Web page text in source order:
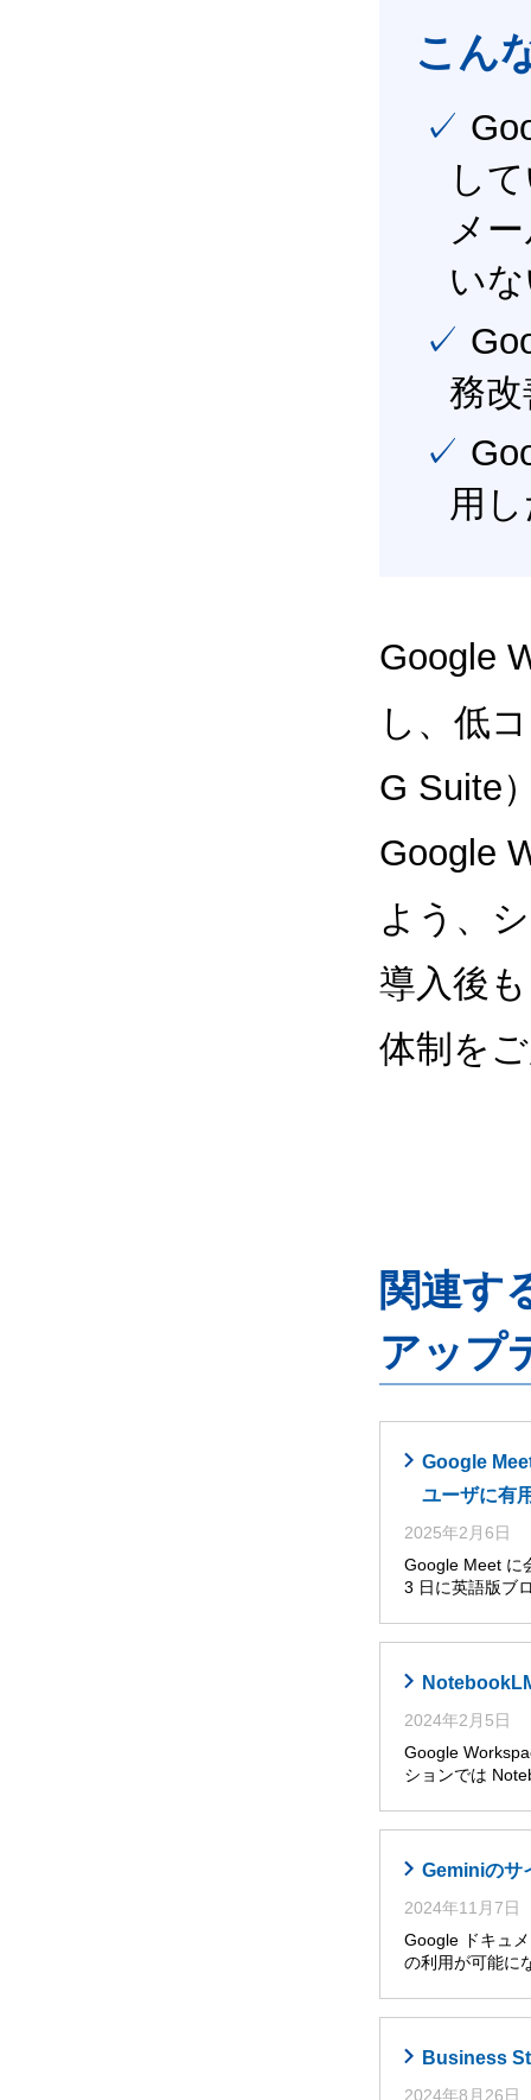
こん
✓ Google Workspace（旧G Suite） を社内で導入
し
メ
い
✓ Google Workspace（旧G Suite） を活用し、業
務
✓ Google Workspace（旧G Suite） を最大限に活
用
Google
し、低
G Suite
Google
よう、
導入後
体制を
関連す
アップ
Google
ユーザに有
2025年2月6日
Google Meet に
3 日に英語版ブ
2024年2月5日
Google
ションでは
Geminiのサ
2024年11月7日
Google ドキュ
の利用が可能に
Business
2024年8月26日